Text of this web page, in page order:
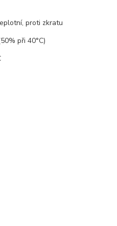
proti zkratu
při 40°C)